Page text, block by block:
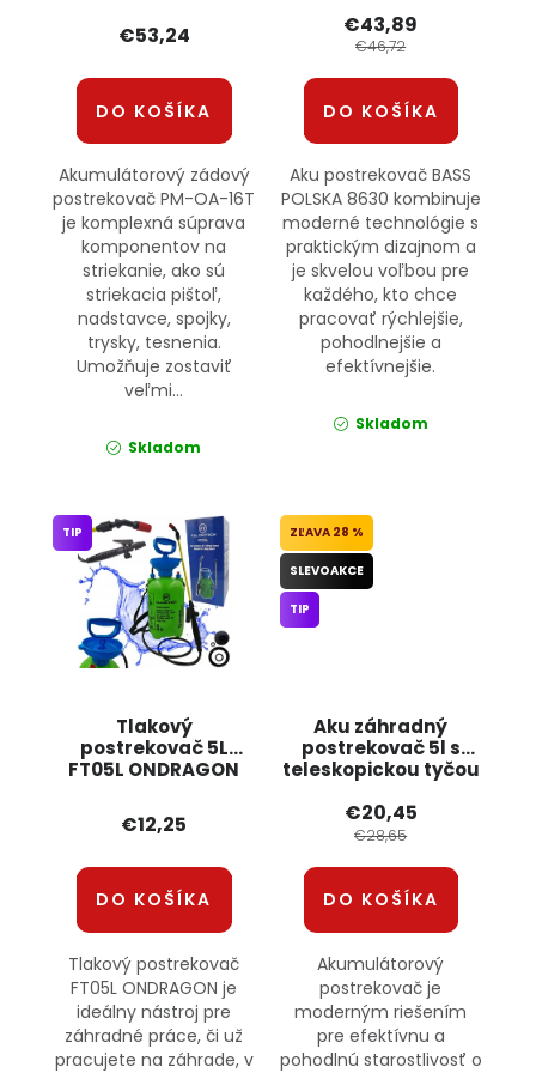
POWERMAT
€53,24
DO KOŠÍKA
Akumulátorový zádový
postrekovač PM-OA-16T
je komplexná súprava
komponentov na
striekanie, ako sú
striekacia pištoľ,
nadstavce, spojky,
trysky, tesnenia.
Umožňuje zostaviť
veľmi...
Skladom
€43,89
€46,72
DO KOŠÍKA
Aku postrekovač BASS
POLSKA 8630 kombinuje
moderné technológie s
praktickým dizajnom a
je skvelou voľbou pre
každého, kto chce
pracovať rýchlejšie,
pohodlnejšie a
efektívnejšie.
Skladom
Tlakový
postrekovač 5L
FT05L ONDRAGON
TIP
€12,25
DO KOŠÍKA
Tlakový postrekovač
FT05L ONDRAGON je
ideálny nástroj pre
záhradné práce, či už
pracujete na záhrade, v
Aku záhradný
postrekovač 5l s
teleskopickou tyčou
28 %
SLEVOAKCE
TIP
€20,45
€28,65
DO KOŠÍKA
Akumulátorový
postrekovač je
moderným riešením
pre efektívnu a
pohodlnú starostlivosť o